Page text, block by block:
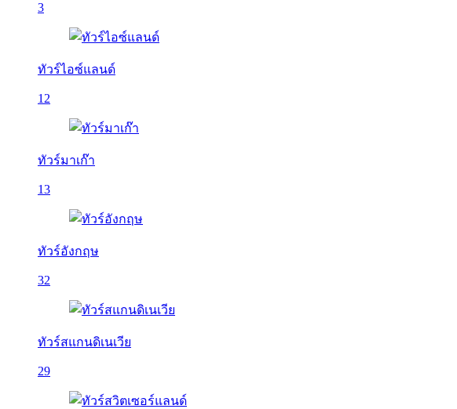
3
ทัวร์ไอซ์แลนด์
12
ทัวร์มาเก๊า
13
ทัวร์อังกฤษ
32
ทัวร์สแกนดิเนเวีย
29